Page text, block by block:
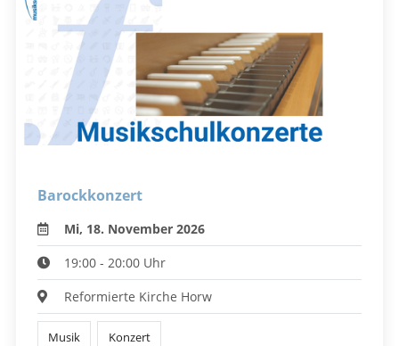
Barockkonzert
Mi, 18. November 2026
19:00 - 20:00 Uhr
Reformierte Kirche Horw
Musik Konzert